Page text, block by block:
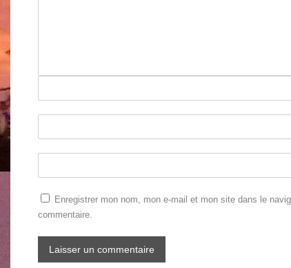
Enregistrer mon nom, mon e-mail et mon site dans le
commentaire.